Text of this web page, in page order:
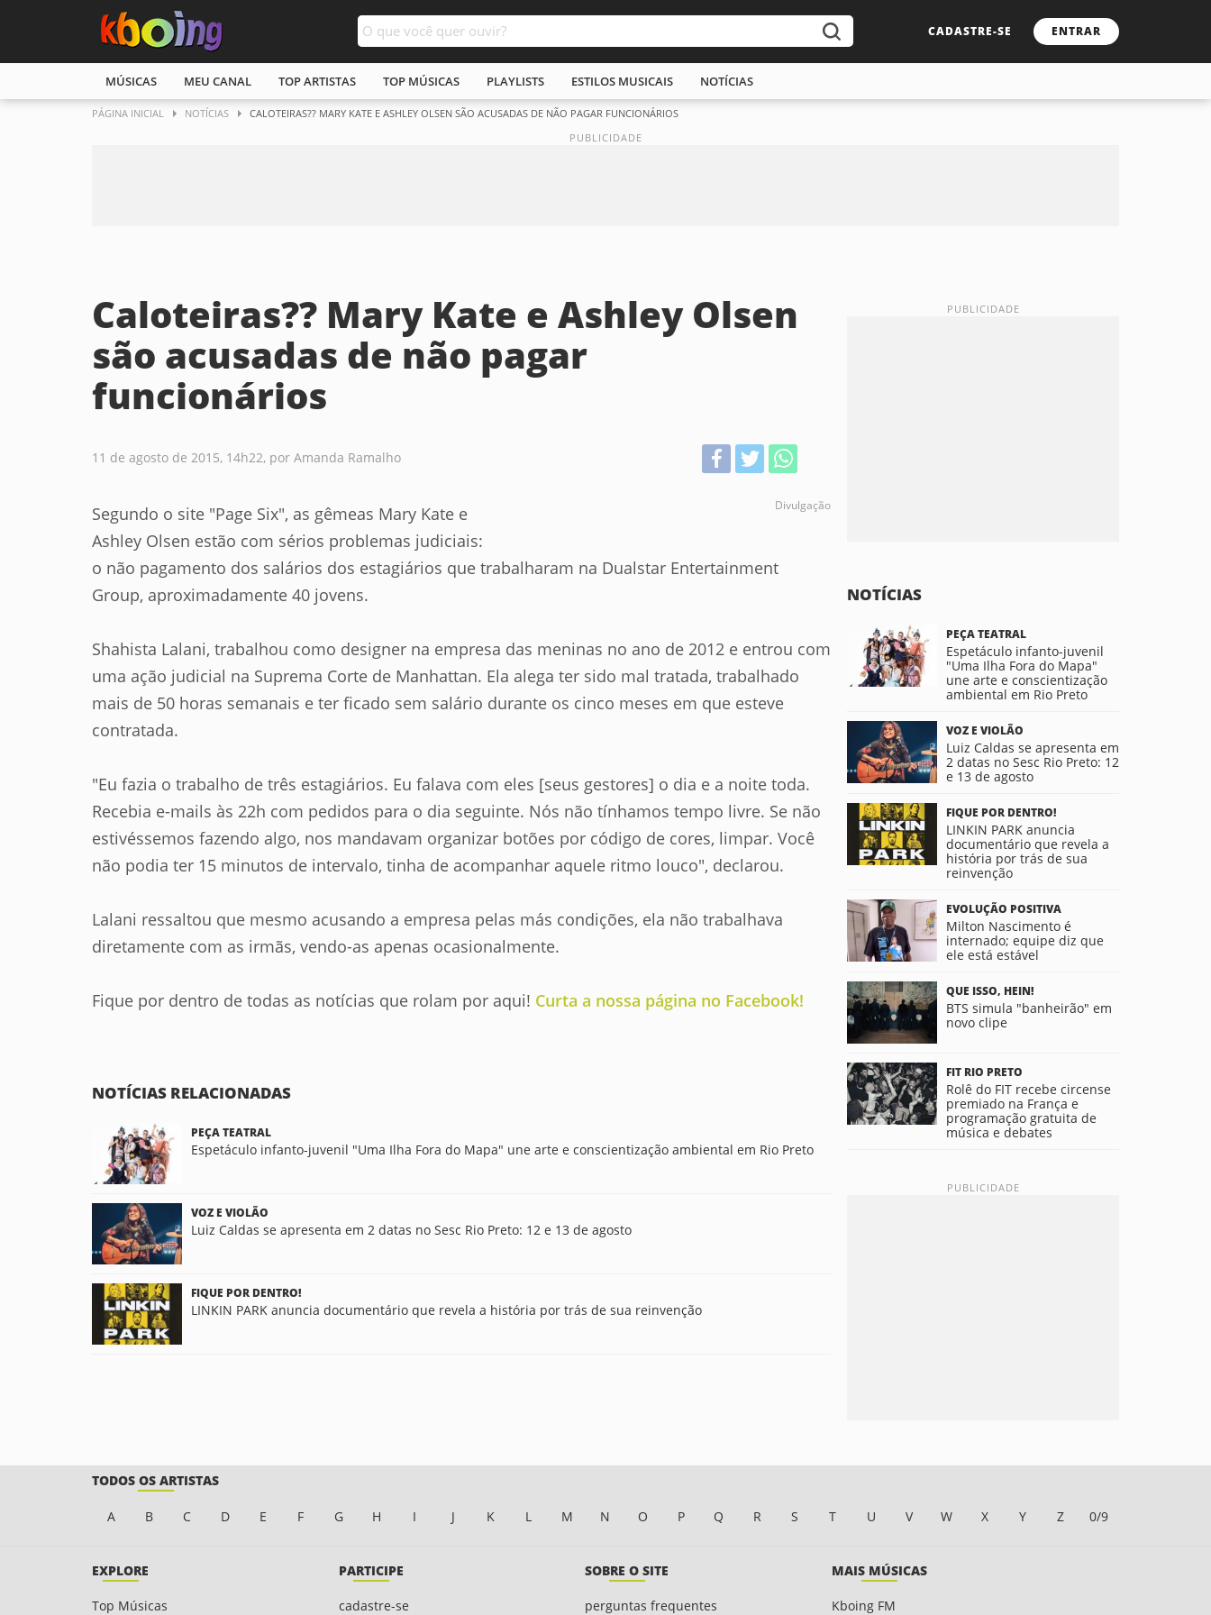
CADASTRE-SE ENTRAR
MÚSICAS MEU CANAL TOP ARTISTAS TOP MÚSICAS PLAYLISTS ESTILOS MUSICAIS NOTÍCIAS
PÁGINA INICIAL NOTÍCIAS CALOTEIRAS?? MARY KATE E ASHLEY OLSEN SÃO ACUSADAS DE NÃO PAGAR FUNCIONÁRIOS
Caloteiras?? Mary Kate e Ashley Olsen
são acusadas de não pagar
funcionários
11 de agosto de 2015, 14h22, por Amanda Ramalho
Divulgação
Segundo o site "Page Six", as gêmeas Mary Kate e
Ashley Olsen estão com sérios problemas judiciais:
o não pagamento dos salários dos estagiários que trabalharam na Dualstar Entertainment
Group, aproximadamente 40 jovens.
Shahista Lalani, trabalhou como designer na empresa das meninas no ano de 2012 e entrou com
uma ação judicial na Suprema Corte de Manhattan. Ela alega ter sido mal tratada, trabalhado
mais de 50 horas semanais e ter ficado sem salário durante os cinco meses em que esteve
contratada.
"Eu fazia o trabalho de três estagiários. Eu falava com eles [seus gestores] o dia e a noite toda.
Recebia e-mails às 22h com pedidos para o dia seguinte. Nós não tínhamos tempo livre. Se não
estivéssemos fazendo algo, nos mandavam organizar botões por código de cores, limpar. Você
não podia ter 15 minutos de intervalo, tinha de acompanhar aquele ritmo louco", declarou.
Lalani ressaltou que mesmo acusando a empresa pelas más condições, ela não trabalhava
diretamente com as irmãs, vendo-as apenas ocasionalmente.
Fique por dentro de todas as notícias que rolam por aqui! Curta a nossa página no Facebook!
NOTÍCIAS RELACIONADAS
PEÇA TEATRAL
Espetáculo infanto-juvenil "Uma Ilha Fora do Mapa" une arte e conscientização ambiental em Rio Preto
VOZ E VIOLÃO
Luiz Caldas se apresenta em 2 datas no Sesc Rio Preto: 12 e 13 de agosto
FIQUE POR DENTRO!
LINKIN PARK anuncia documentário que revela a história por trás de sua reinvenção
NOTÍCIAS
PEÇA TEATRAL
Espetáculo infanto-juvenil
"Uma Ilha Fora do Mapa"
une arte e conscientização
ambiental em Rio Preto
VOZ E VIOLÃO
Luiz Caldas se apresenta em
2 datas no Sesc Rio Preto: 12
e 13 de agosto
FIQUE POR DENTRO!
LINKIN PARK anuncia
documentário que revela a
história por trás de sua
reinvenção
EVOLUÇÃO POSITIVA
Milton Nascimento é
internado; equipe diz que
ele está estável
QUE ISSO, HEIN!
BTS simula "banheirão" em
novo clipe
FIT RIO PRETO
Rolê do FIT recebe circense
premiado na França e
programação gratuita de
música e debates
TODOS OS ARTISTAS
A B C D E F G H I J K L M N O P Q R S T U V W X Y Z 0/9
EXPLORE
Top Músicas
PARTICIPE
cadastre-se
SOBRE O SITE
perguntas frequentes
MAIS MÚSICAS
Kboing FM